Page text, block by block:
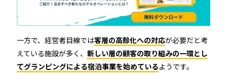
一方で、経営者目線では客層の高齢化への対応が必要だと考
えている施設が多く、 新しい層の顧客の取り組みの一環とし
てグランピングによる宿泊事業を始めているようです。
製品の比較
宿泊施設
レンタルスペース
店舗
関東
中部